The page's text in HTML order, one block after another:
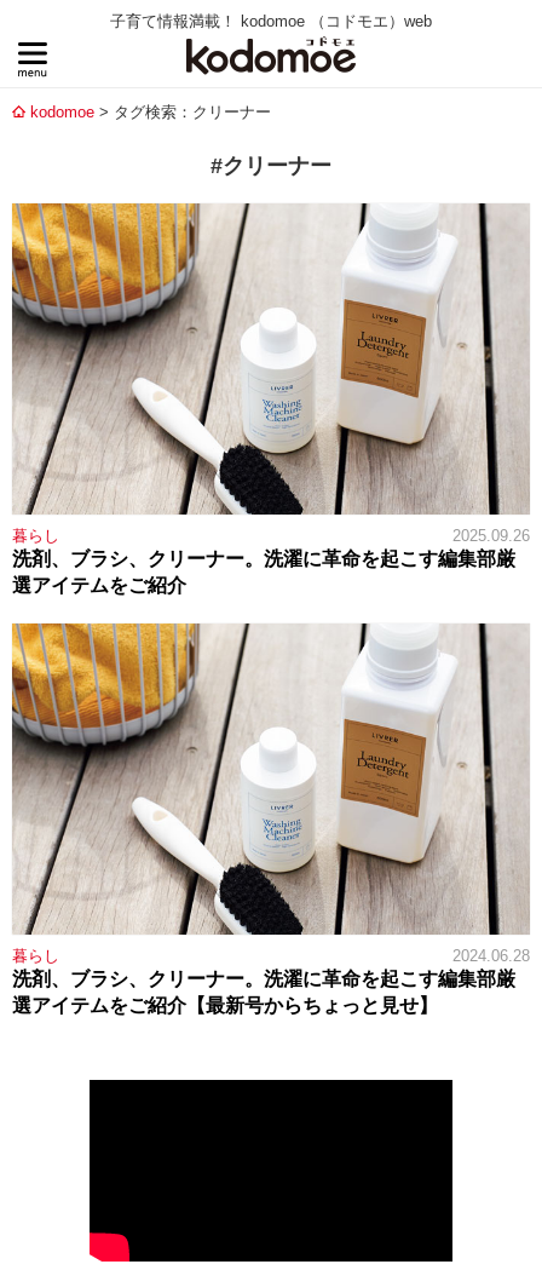
子育て情報満載！ kodomoe （コドモエ）web
kodomoe タグ検索：クリーナー
#クリーナー
暮らし 2025.09.26
洗剤、ブラシ、クリーナー。洗濯に革命を起こす編集部厳
選アイテムをご紹介
暮らし 2024.06.28
洗剤、ブラシ、クリーナー。洗濯に革命を起こす編集部厳
選アイテムをご紹介【最新号からちょっと見せ】